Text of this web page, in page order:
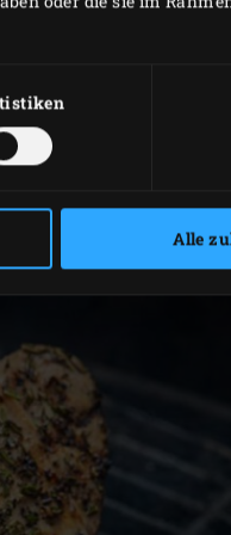
Alle
Zutaten für die
Alle Zutaten
in eine grosse